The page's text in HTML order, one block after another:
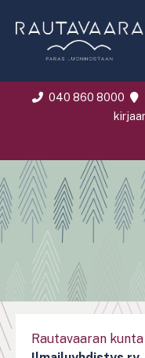
040 860 8000
Rautavaaran kunta